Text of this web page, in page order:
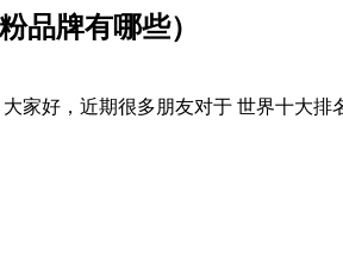
品牌有哪些）
家好，近期很多朋友对于 世界十大